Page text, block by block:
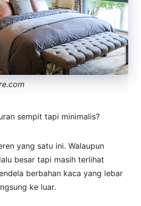
sempit tapi minimalis?
yang satu ini. Walaupun
besar tapi masih terlihat
berbahan kaca yang lebar
ke luar.